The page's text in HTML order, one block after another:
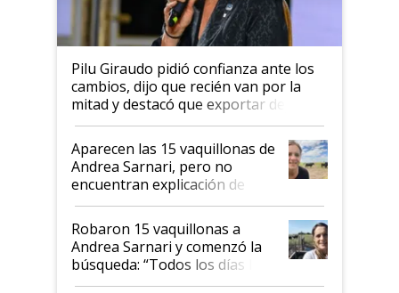
Pilu Giraudo pidió confianza ante los
cambios, dijo que recién van por la
mitad y destacó que exportar dejó de
ser "para unos pocos": "Tenemos un
mandato muy claro del gobierno
nacional"
Aparecen las 15 vaquillonas de
Andrea Sarnari, pero no
encuentran explicación de
cómo llegaron allí
Robaron 15 vaquillonas a
Andrea Sarnari y comenzó la
búsqueda: “Todos los días le
toca a algún productor”